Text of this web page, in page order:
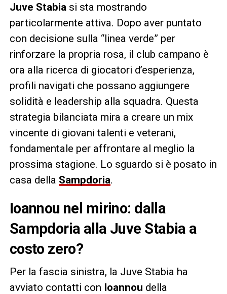
Juve Stabiasi sta mostrando
particolarmente attiva. Dopo aver puntato
con decisione sulla “linea verde” per
rinforzare la propria rosa, il club campano è
ora alla ricerca di giocatori d’esperienza,
profili navigati che possano aggiungere
solidità e leadership alla squadra. Questa
strategia bilanciata mira a creare un mix
vincente di giovani talenti e veterani,
fondamentale per affrontare al meglio la
prossima stagione. Lo sguardo si è posato in
casa della Sampdoria.
Ioannou nel mirino: dalla
Sampdoria alla Juve Stabia a
costo zero?
Per la fascia sinistra, la Juve Stabia ha
avviato contatti con Ioannou della